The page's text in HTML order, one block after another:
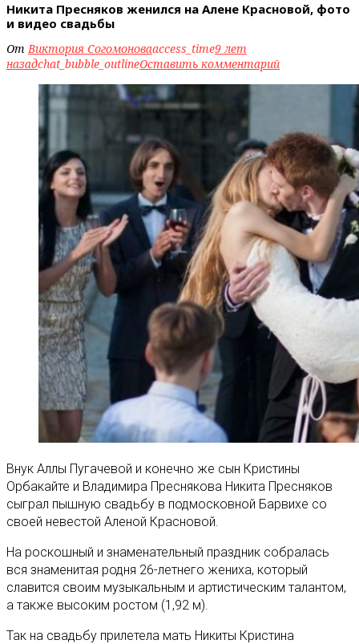
Никита Пресняков женился на Алене Красновой, фото
и видео свадьбы
ОтВиктория Согомоноваaccess_time9 лет
назадchat_bubble_outlineОставить комментарий
Внук Аллы Пугачевой и конечно же сын Кристины
Орбакайте и Владимира Преснякова Никита Пресняков
сыграл пышную свадьбу в подмосковной Барвихе со
своей невестой Аленой Красновой.
На роскошный и знаменательный праздник собралась
вся знаменитая родня 26-летнего жениха, который
славится своим музыкальным и артистическим талантом,
а также высоким ростом (1,92 м).
Так на свадьбу прилетела мать Никиты Кристина